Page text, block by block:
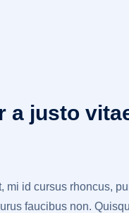
a justo
mi id cursus rhoncus,
faucibus non.